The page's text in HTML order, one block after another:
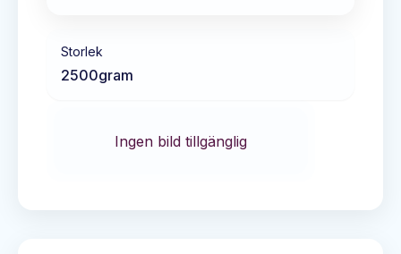
Storlek
2500gram
Ingen bild tillgänglig